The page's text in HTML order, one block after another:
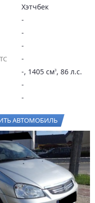
Хэтчбек
-
-
-
-
-, 1405 см3, 86 л.с.
-
-
АВТОМОБИЛЬ